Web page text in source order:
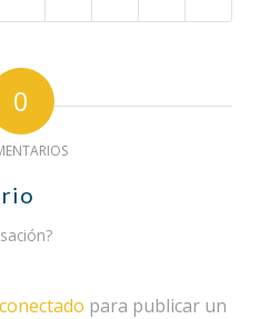
0
conectado para publicar un